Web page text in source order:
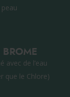
avec de l’eau
que le Chlore)